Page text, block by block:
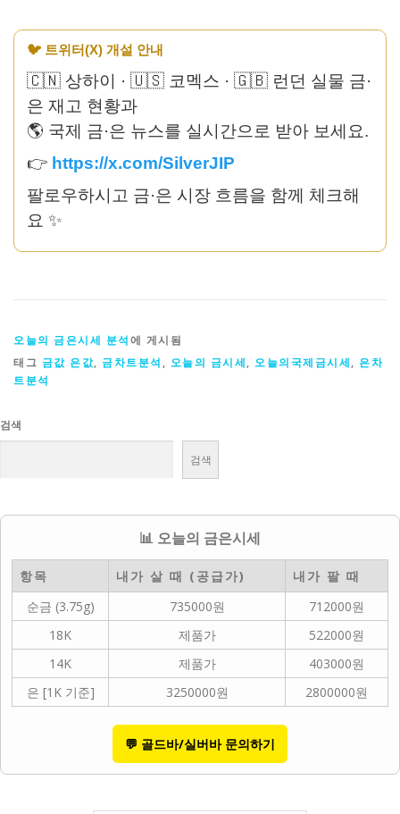
🐦 트위터(X) 개설 안내
🇨🇳 상하이 · 🇺🇸 코멕스 · 🇬🇧 런던 실물 금·
은 재고 현황과
🌎 국제 금·은 뉴스를 실시간으로 받아 보세요.
👉 https://x.com/SilverJIP
팔로우하시고 금·은 시장 흐름을 함께 체크해
요 ✨
오늘의 금은시세 분석에 게시됨
태그 금값 은값, 금차트분석 , 오늘의 금시세, 오늘의국제금시세, 은차
트분석
검색
검색
📊 오늘의 금은시세
항목 내가 살 때 (공급가)
내가 팔 때
순금 (3.75g)
735000원
712000원
18K
제품가
522000원
14K
제품가
403000원
은 [1K 기준]
3250000원 2800000원
💬 골드바/실버바 문의하기